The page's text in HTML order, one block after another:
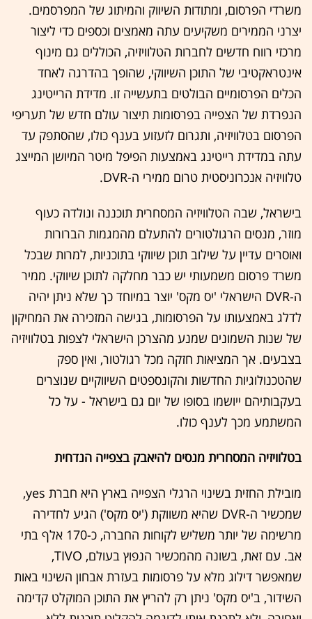
משרדי הפרסום, ומתודות השיווק והמיתוג של המפרסמים.
יצרני הממירים משקיעים עתה מאמצים וכספים כדי ליצור
מרכזי רווח חדשים לחברות הטלוויזיה, הכוללים גם מינוף
אינטראקטיבי של התוכן השיווקי, שהופך בהדרגה לאחד
הכלים הפרסומיים הבולטים בתעשייה זו. מדידת הרייטינג
הנפרדת של הצפייה בפרסומות תיצור עולם חדש של תעריפי
הפרסום בטלוויזיה, ותגרום לזעזוע בענף כולו, שהסתפק עד
עתה במדידת רייטינג באמצעות הפיפל מיטר המיושן המייצג
טלוויזיה אנכרוניסטית טרום ממירי ה-DVR.
בישראל, שבה הטלוויזיה המסחרית תוכננה ונולדה כעוף
מוזר, מנסים הרגולטורים להתעלם מהמגמות הברורות
ואוסרים עדיין על שילוב תוכן שיווקי בתוכניות, למרות שבכל
משרד פרסום משמעותי יש כבר מחלקה לתוכן שיווקי. ממיר
ה-DVR הישראלי 'יס מקס' יוצר במיוחד כך שלא ניתן יהיה
לדלג באמצעותו על הפרסומות, בגישה המזכירה את המחיקון
של שנות השמונים שמנע מהצרכן הישראלי לצפות בטלוויזיה
בצבעים. אך המציאות חזקה מכל רגולטור, ואין ספק
שהטכנולוגיות החדשות והקונספטים השיווקיים שנוצרים
בעקבותיהם ייושמו בסופו של יום גם בישראל - על כל
המשתמע מכך לענף כולו.
בטלוויזיה המסחרית מנסים להיאבק בצפייה הנדחית
מובילת החזית בשינוי הרגלי הצפייה בארץ היא חברת yes,
שמכשיר ה-DVR שהיא משווקת ('יס מקס') הגיע לחדירה
מרשימה של יותר משליש לקוחות החברה, כ-170 אלף בתי
אב. עם זאת, בשונה מהמכשיר הנפוץ בעולם, TIVO,
שמאפשר דילוג מלא על פרסומות בעזרת אבחון השינוי באות
השידור, ב'יס מקס' ניתן רק להריץ את התוכן המוקלט קדימה